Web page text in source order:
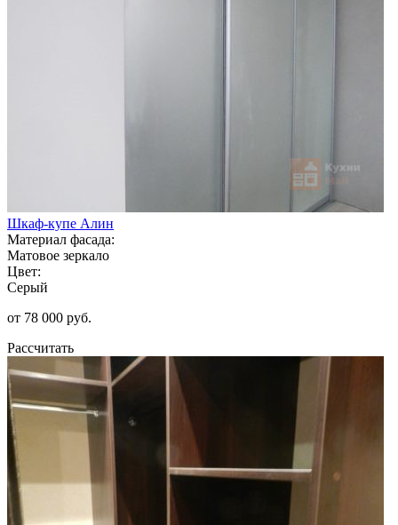
Шкаф-купе Алин
Материал фасада:
Матовое зеркало
Цвет:
Серый
от 78 000 руб.
Рассчитать